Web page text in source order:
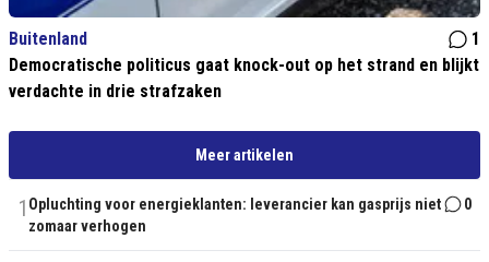
Buitenland
1
Democratische politicus gaat knock-out op het strand en blijkt
verdachte in drie strafzaken
Meer artikelen
1 Opluchting voor energieklanten: leverancier kan gasprijs niet
zomaar verhogen
0